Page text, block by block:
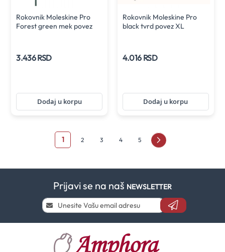
Rokovnik Moleskine Pro
Forest green mek povez
3.436 RSD
Dodaj u korpu
Rokovnik Moleskine Pro
black tvrd povez XL
4.016 RSD
Dodaj u korpu
You're
reading
page
1 Page
2 Page
3 Page
4 Page
5 Page
Sledeće
Prijavi se na naš NEWSLETTER
Prijavi
se
i
prvi